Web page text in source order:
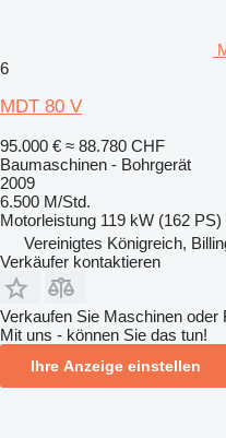
6
MDT 80 V
95.000 € ≈ 88.780 CHF
Baumaschinen - Bohrgerät
2009
6.500 M/Std.
Motorleistung 119 kW (162 PS)
Vereinigtes Königreich,
Verkäufer kontaktieren
Verkaufen Sie Maschinen oder
Mit uns - können Sie das tun!
Ihre Anzeige einstellen